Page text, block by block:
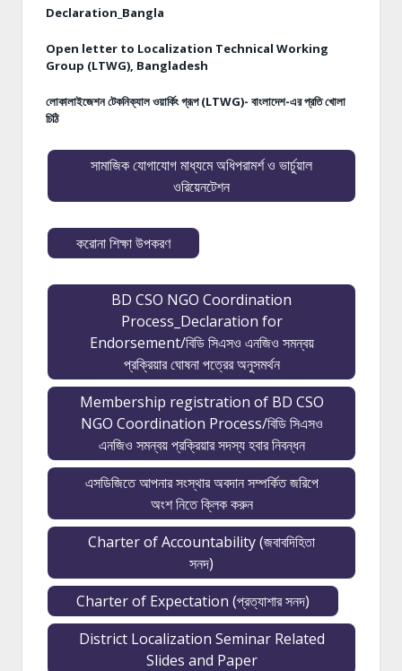
Declaration_Bangla
Open letter to Localization Technical Working
Group (LTWG), Bangladesh
লোকালাইজেশন টেকনিক্যাল ওয়ার্কিং গ্রূপ (LTWG)- বাংলাদেশ-এর প্রতি খোলা
চিঠি
সামাজিক যোগাযোগ মাধ্যমে অধিপরামর্শ ও ভার্চুয়াল
ওরিয়েনটেশন
করোনা শিক্ষা উপকরণ
BD CSO NGO Coordination
Process_Declaration for
Endorsement/বিডি সিএসও এনজিও সমন্বয়
প্রক্রিয়ার ঘোষনা পত্রের অনুসমর্থন
Membership registration of BD CSO
NGO Coordination Process/বিডি সিএসও
এনজিও সমন্বয় প্রক্রিয়ার সদস্য হবার নিবন্ধন
এসডিজিতে আপনার সংস্থার অবদান সম্পর্কিত জরিপে
অংশ নিতে ক্লিক করুন
Charter of Accountability (জবাবদিহিতা
সনদ)
Charter of Expectation (প্রত্যাশার সনদ)
District Localization Seminar Related
Slides and Paper